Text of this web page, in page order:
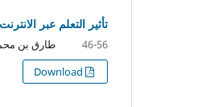
تأثير التعلم عبر
طارق بن
46-56